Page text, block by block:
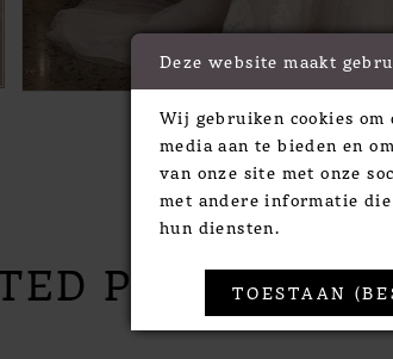
Click to
Click to
PRODUCTS
Deze website maakt
Wij gebruiken cookies
media aan te bieden en
van onze site met onze
met andere informatie
hun diensten.
TOESTAAN